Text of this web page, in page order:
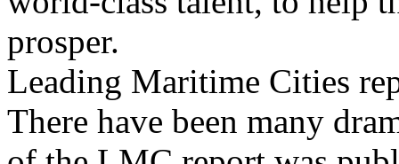
prosper.
Leading Maritime Cities
There have been many